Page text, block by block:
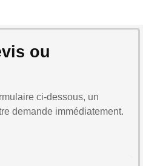
ou
ci-dessous, un
demande immédiatement.